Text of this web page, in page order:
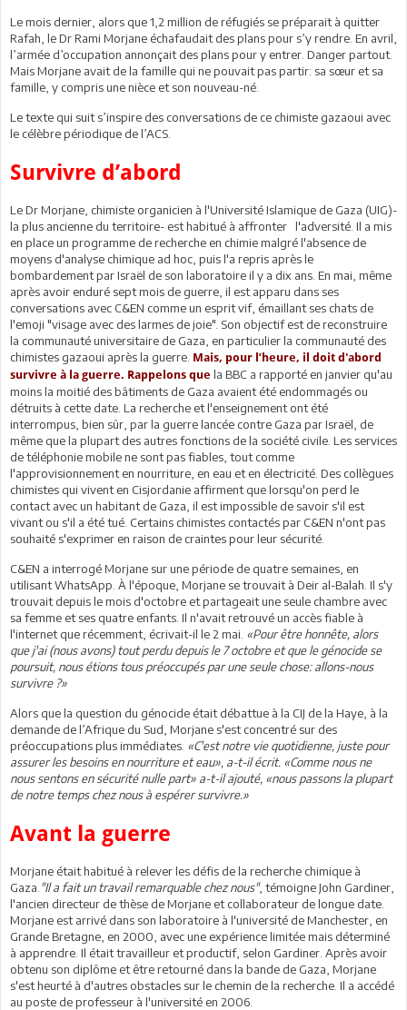
Le mois dernier, alors que 1,2 million de réfugiés se préparait à quitter
Rafah, le Dr Rami Morjane échafaudait des plans pour s’y rendre. En avril,
l’armée d’occupation annonçait des plans pour y entrer. Danger partout.
Mais Morjane avait de la famille qui ne pouvait pas partir: sa sœur et sa
famille, y compris une nièce et son nouveau-né.
Le texte qui suit s’inspire des conversations de ce chimiste gazaoui avec
le célèbre périodique de l’ACS.
Survivre d’abord
Le Dr Morjane, chimiste organicien à l'Université Islamique de Gaza (UIG)-
la plus ancienne du territoire- est habitué à affronter l'adversité. Il a mis
en place un programme de recherche en chimie malgré l'absence de
moyens d'analyse chimique ad hoc, puis l'a repris après le
bombardement par Israël de son laboratoire il y a dix ans. En mai, même
après avoir enduré sept mois de guerre, il est apparu dans ses
conversations avec C&EN comme un esprit vif, émaillant ses chats de
l'emoji "visage avec des larmes de joie". Son objectif est de reconstruire
la communauté universitaire de Gaza, en particulier la communauté des
chimistes gazaoui après la guerre. Mais, pour l’heure, il doit d'abord
survivre à la guerre. Rappelons que la BBC a rapporté en janvier qu'au
moins la moitié des bâtiments de Gaza avaient été endommagés ou
détruits à cette date. La recherche et l'enseignement ont été
interrompus, bien sûr, par la guerre lancée contre Gaza par Israël, de
même que la plupart des autres fonctions de la société civile. Les services
de téléphonie mobile ne sont pas fiables, tout comme
l'approvisionnement en nourriture, en eau et en électricité. Des collègues
chimistes qui vivent en Cisjordanie affirment que lorsqu'on perd le
contact avec un habitant de Gaza, il est impossible de savoir s'il est
vivant ou s'il a été tué. Certains chimistes contactés par C&EN n'ont pas
souhaité s'exprimer en raison de craintes pour leur sécurité.
C&EN a interrogé Morjane sur une période de quatre semaines, en
utilisant WhatsApp. À l'époque, Morjane se trouvait à Deir al-Balah. Il s'y
trouvait depuis le mois d'octobre et partageait une seule chambre avec
sa femme et ses quatre enfants. Il n'avait retrouvé un accès fiable à
l'internet que récemment, écrivait-il le 2 mai. «Pour être honnête, alors
que j'ai (nous avons) tout perdu depuis le 7 octobre et que le génocide se
poursuit, nous étions tous préoccupés par une seule chose: allons-nous
survivre ?»
Alors que la question du génocide était débattue à la CIJ de la Haye, à la
demande de l’Afrique du Sud, Morjane s'est concentré sur des
préoccupations plus immédiates. «C'est notre vie quotidienne, juste pour
assurer les besoins en nourriture et eau», a-t-il écrit. «Comme nous ne
nous sentons en sécurité nulle part» a-t-il ajouté, «nous passons la plupart
de notre temps chez nous à espérer survivre.»
Avant la guerre
Morjane était habitué à relever les défis de la recherche chimique à
Gaza. "Il a fait un travail remarquable chez nous", témoigne John Gardiner,
l'ancien directeur de thèse de Morjane et collaborateur de longue date.
Morjane est arrivé dans son laboratoire à l'université de Manchester, en
Grande Bretagne, en 2000, avec une expérience limitée mais déterminé
à apprendre. Il était travailleur et productif, selon Gardiner. Après avoir
obtenu son diplôme et être retourné dans la bande de Gaza, Morjane
s'est heurté à d'autres obstacles sur le chemin de la recherche. Il a accédé
au poste de professeur à l'université en 2006.